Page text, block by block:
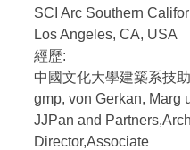
SCI Arc Southern
Los Angeles, CA, USA
經歷:
中國文化大學建築系技
gmp, von Gerkan, Marg
JJPan and
Director,Associate